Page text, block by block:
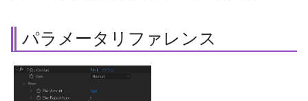
Keep Division
Color 1 〜 4
パラメータリファレンス